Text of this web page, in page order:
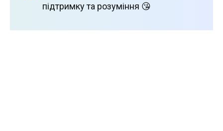
підтримку та розуміння 😘